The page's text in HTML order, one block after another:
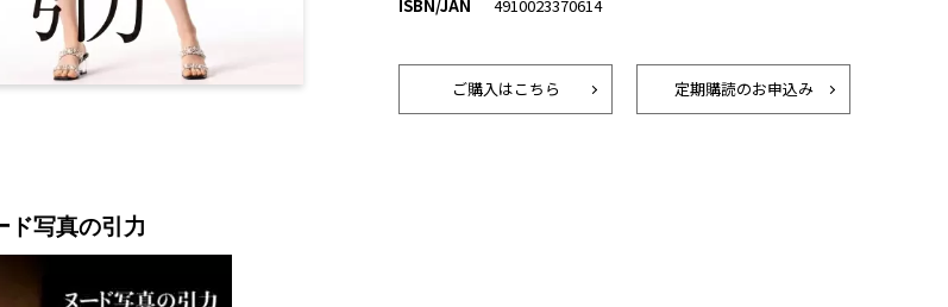
ISBN/JAN
4910023370614
ご購入はこちら 定期購読のお申込み
ド写真の引力